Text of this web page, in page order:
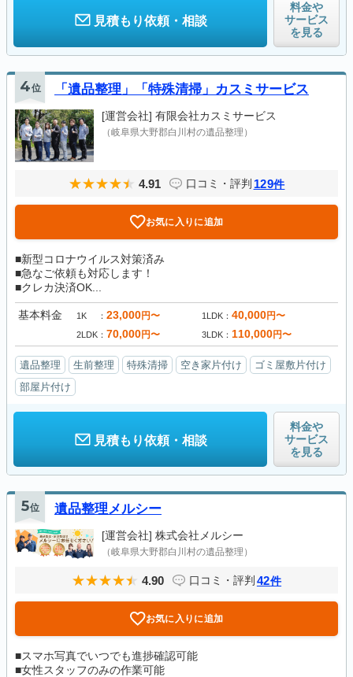
見積もり依頼・相談
料金や
サービス
を見る
4位 「遺品整理」「特殊清掃」カスミサービス
[運営会社] 有限会社カスミサービス
（岐阜県大野郡白川村の遺品整理）
4.91 口コミ・評判 129件
お気に入りに追加
■新型コロナウイルス対策済み
■急なご依頼も対応します！
■クレカ決済OK...
基本料金 1K 23,000円〜 1LDK 40,000円〜
2LDK 70,000円〜 3LDK 110,000円〜
遺品整理 生前整理 特殊清掃 空き家片付け
ゴミ屋敷片付け
部屋片付け
見積もり依頼・相談
料金や
サービス
を見る
5位 遺品整理メルシー
[運営会社] 株式会社メルシー
（岐阜県大野郡白川村の遺品整理）
4.90 口コミ・評判 42件
お気に入りに追加
■スマホ写真でいつでも進捗確認可能
■女性スタッフのみの作業可能